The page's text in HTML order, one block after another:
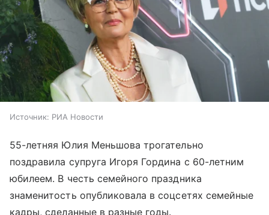
Источник: РИА Новости
55-летняя Юлия Меньшова трогательно
поздравила супруга Игоря Гордина с 60-летним
юбилеем. В честь семейного праздника
знаменитость опубликовала в соцсетях семейные
кадры, сделанные в разные годы.